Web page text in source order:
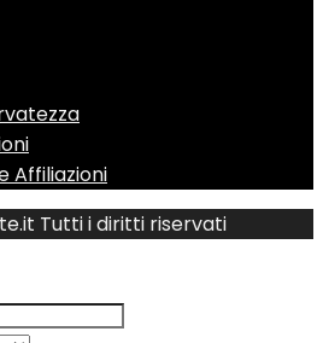
Affiliazioni
Tutti i diritti riservati